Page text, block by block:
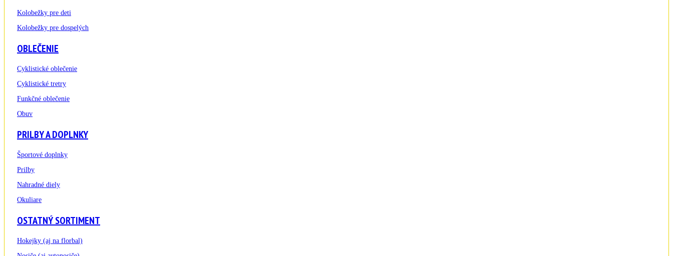
Kolobežky pre deti
Kolobežky pre dospelých
OBLEČENIE
Cyklistické oblečenie
Cyklistické tretry
Funkčné oblečenie
Obuv
PRILBY A DOPLNKY
Športové doplnky
Prilby
Nahradné diely
Okuliare
OSTATNÝ SORTIMENT
Hokejky (aj na florbal)